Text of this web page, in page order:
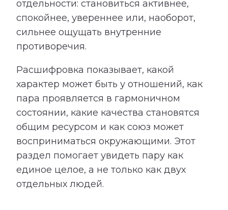
отдельности: становиться активнее,
спокойнее, увереннее или, наоборот,
сильнее ощущать внутренние
противоречия.
Расшифровка показывает, какой
характер может быть у отношений, как
пара проявляется в гармоничном
состоянии, какие качества становятся
общим ресурсом и как союз может
восприниматься окружающими. Этот
раздел помогает увидеть пару как
единое целое, а не только как двух
отдельных людей.